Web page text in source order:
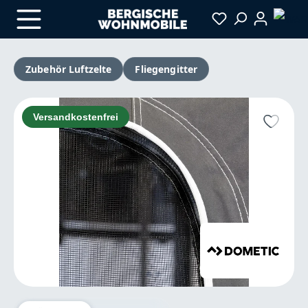
Zum Hauptinhalt springen
Zubehör Luftzelte
Fliegengitter
Bildergalerie überspringen
Versandkostenfrei